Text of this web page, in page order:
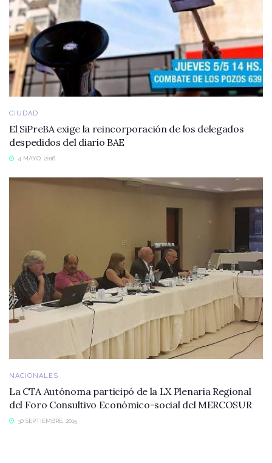
CIUDAD
El SiPreBA exige la reincorporación de los delegados
despedidos del diario BAE
4 MAYO, 2016
NACIONALES
La CTA Autónoma participó de la LX Plenaria Regional
del Foro Consultivo Económico-social del MERCOSUR
30 SEPTIEMBRE, 2015